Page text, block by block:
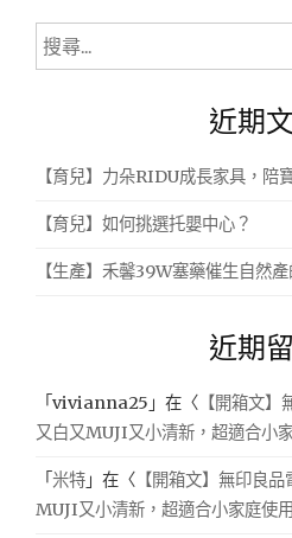
搜
尋
近期
【育兒】力朵RIDU成長家具，陪
【育兒】如何挑選托嬰中心？
【生產】禾馨39W塞藥催生自然
近期
「vivianna25 」在〈 【開箱文
又白又MUJI又小清新，超適合小
「米特 」在〈 【開箱文】無印良
MUJI又小清新，超適合小家庭使用